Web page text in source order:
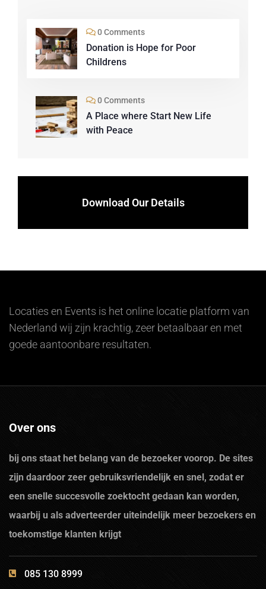
0 Comments
Donation is Hope for Poor
Childrens
0 Comments
A Place where Start New Life
with Peace
Download Our Details
Locaties en Events is het online locatie platform van
Nederland wij zijn krachtig, zeer betaalbaar en met
goede aantoonbare resultaten.
Over ons
bij ons staat het belang van de bezoeker voorop. De sites
zijn daardoor zeer gebruiksvriendelijk en snel, zodat er
een snelle succesvolle zoektocht gedaan kan worden,
waarbij u als adverteerder uiteindelijk meer bezoekers en
toekomstige klanten krijgt
085 130 8999